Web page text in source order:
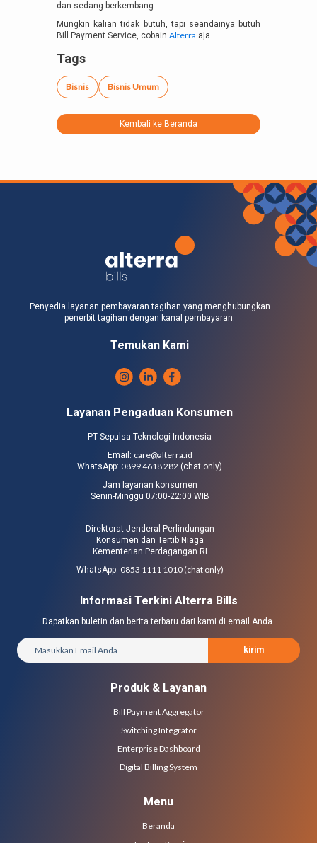
dan sedang berkembang.
Mungkin kalian tidak butuh, tapi seandainya butuh
Bill Payment Service, cobain Alterra aja.
Tags
Bisnis Bisnis Umum
Kembali ke Beranda
Penyedia layanan pembayaran tagihan yang menghubungkan
penerbit tagihan dengan kanal pembayaran.
Temukan Kami
Layanan Pengaduan Konsumen
PT Sepulsa Teknologi Indonesia
Email: care@alterra.id
WhatsApp: 0899 4618 282 (chat only)
Jam layanan konsumen
Senin-Minggu 07:00-22:00 WIB
Direktorat Jenderal Perlindungan
Konsumen dan Tertib Niaga
Kementerian Perdagangan RI
WhatsApp: 0853 1111 1010 (chat only)
Informasi Terkini Alterra Bills
Dapatkan buletin dan berita terbaru dari kami di email Anda.
kirim
Produk & Layanan
Bill Payment Aggregator
Switching Integrator
Enterprise Dashboard
Digital Billing System
Menu
Beranda